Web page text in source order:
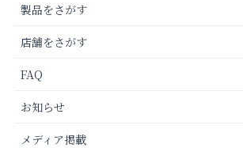
製品をさがす
店舗をさがす
FAQ
お知らせ
メディア掲載